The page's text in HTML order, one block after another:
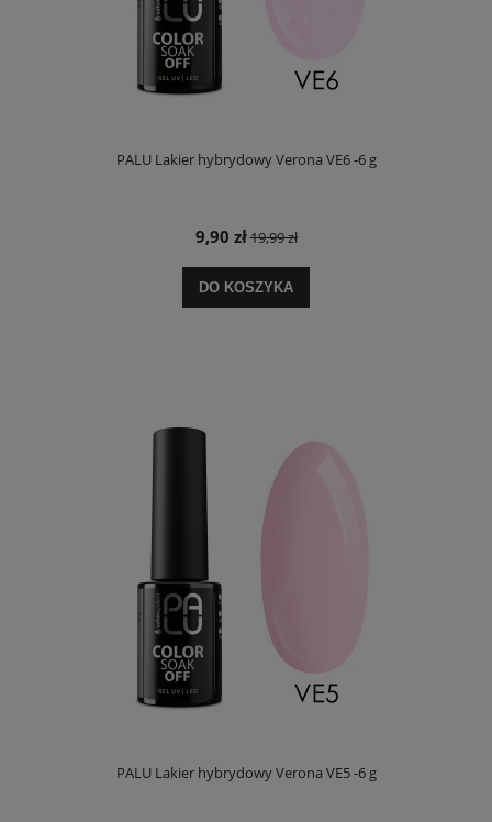
PALU Lakier hybrydowy Verona VE6 -6 g
9,90 zł19,99 zł
DO KOSZYKA
PALU Lakier hybrydowy Verona VE5 -6 g